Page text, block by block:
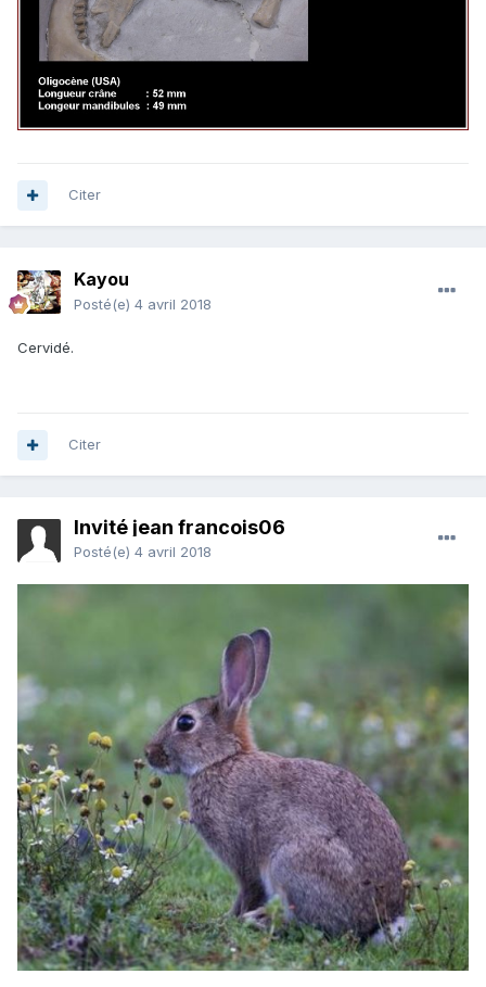
Citer
Kayou
Posté(e) 4 avril 2018
Cervidé.
Citer
Invité jean francois06
Posté(e) 4 avril 2018